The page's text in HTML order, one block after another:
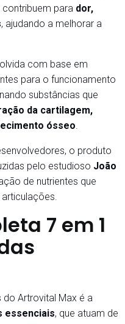
para dor,
, ajudando a melhorar a
com base em
para o funcionamento
substâncias que
da cartilagem,
ósseo.
o produto
pelo estudioso João
de nutrientes que
7 em 1
do Artrovital Max é a
essenciais, que atuam de